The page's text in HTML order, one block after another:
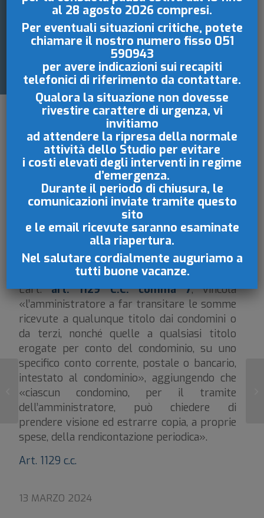
CORRENTE
CONDOMINIALE
L’apertura delconto correnterientra tra le
attribuzioni autonomamente conferite
all’amministratore e non impone, di per sé,
specifiche autorizzazioni assembleari,
necessarie, invece, per l’apertura di una linea
di credito bancaria.
L’art.art. 1129 C.C. comma 7, vincola
«l’amministratore a far transitare le somme
ricevute a qualunque titolo dai condomini o
da terzi, nonché quelle a qualsiasi titolo
erogate per conto del condominio, su uno
specifico conto corrente, postale o bancario,
intestato al condominio», aggiungendo che
«ciascun condomino, per il tramite
dell’amministratore, può chiedere di
prendere visione ed estrarre copia, a proprie
spese, della rendicontazione periodica».
Art. 1129 c.c.
13 MARZO 2024
Opposizione a decreto ingiuntivo
al 28 agosto 2026 compresi.
Per eventuali situazioni critiche, potete
chiamare il nostro numero fisso 051
590943
per avere indicazioni sui recapiti
telefonici di riferimento da contattare.
Qualora la situazione non dovesse
rivestire carattere di urgenza, vi
invitiamo
ad attendere la ripresa della normale
attività dello Studio per evitare
i costi elevati degli interventi in regime
d’emergenza.
Durante il periodo di chiusura, le
comunicazioni inviate tramite questo
sito
e le email ricevute saranno esaminate
alla riapertura.
Nel salutare cordialmente auguriamo a
tutti buone vacanze.